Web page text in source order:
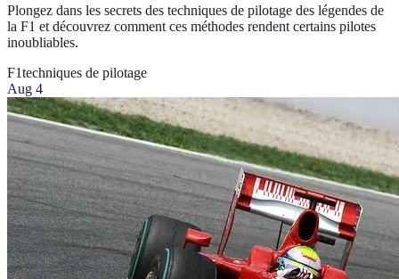
Plongez dans les secrets des techniques de pilotage des légendes de
la F1 et découvrez comment ces méthodes rendent certains pilotes
inoubliables.
F1techniques de pilotage
Aug 4